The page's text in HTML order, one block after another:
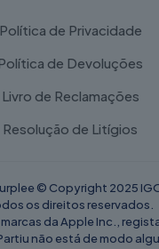
Política de Privacidade
Política de Devoluções
Livro de Reclamações
Resolução de Litígios
© Copyright 2025 IGO
os direitos reservados.
da Apple Inc.,
não está de modo